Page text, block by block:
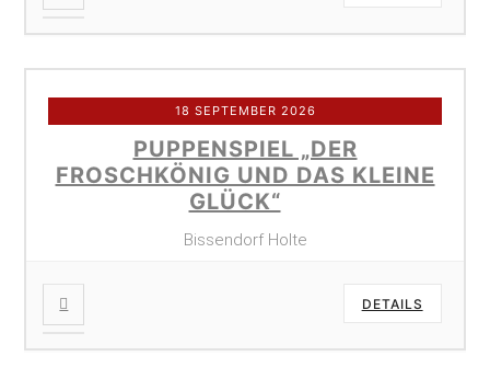
18 SEPTEMBER 2026
PUPPENSPIEL „DER
FROSCHKÖNIG UND DAS KLEINE
GLÜCK“
Bissendorf Holte
DETAILS